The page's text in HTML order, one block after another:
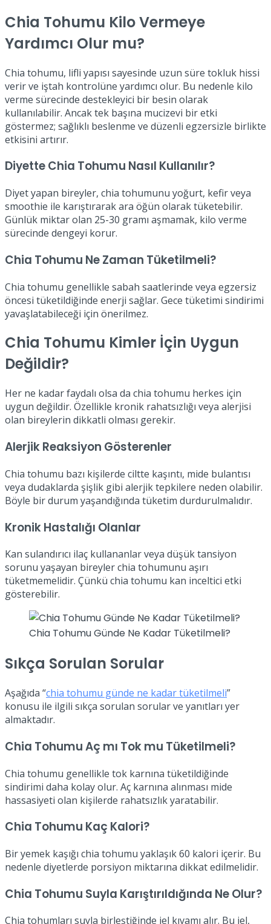
Chia Tohumu Kilo Vermeye
Yardımcı Olur mu?
Chia tohumu, lifli yapısı sayesinde uzun süre tokluk hissi
verir ve iştah kontrolüne yardımcı olur. Bu nedenle kilo
verme sürecinde destekleyici bir besin olarak
kullanılabilir. Ancak tek başına mucizevi bir etki
göstermez; sağlıklı beslenme ve düzenli egzersizle birlikte
etkisini artırır.
Diyette Chia Tohumu Nasıl Kullanılır?
Diyet yapan bireyler, chia tohumunu yoğurt, kefir veya
smoothie ile karıştırarak ara öğün olarak tüketebilir.
Günlük miktar olan 25-30 gramı aşmamak, kilo verme
sürecinde dengeyi korur.
Chia Tohumu Ne Zaman Tüketilmeli?
Chia tohumu genellikle sabah saatlerinde veya egzersiz
öncesi tüketildiğinde enerji sağlar. Gece tüketimi sindirimi
yavaşlatabileceği için önerilmez.
Chia Tohumu Kimler İçin Uygun
Değildir?
Her ne kadar faydalı olsa da chia tohumu herkes için
uygun değildir. Özellikle kronik rahatsızlığı veya alerjisi
olan bireylerin dikkatli olması gerekir.
Alerjik Reaksiyon Gösterenler
Chia tohumu bazı kişilerde ciltte kaşıntı, mide bulantısı
veya dudaklarda şişlik gibi alerjik tepkilere neden olabilir.
Böyle bir durum yaşandığında tüketim durdurulmalıdır.
Kronik Hastalığı Olanlar
Kan sulandırıcı ilaç kullananlar veya düşük tansiyon
sorunu yaşayan bireyler chia tohumunu aşırı
tüketmemelidir. Çünkü chia tohumu kan inceltici etki
gösterebilir.
Chia Tohumu Günde Ne Kadar Tüketilmeli?
Sıkça Sorulan Sorular
Aşağıda “chia tohumu günde ne kadar tüketilmeli”
konusu ile ilgili sıkça sorulan sorular ve yanıtları yer
almaktadır.
Chia Tohumu Aç mı Tok mu Tüketilmeli?
Chia tohumu genellikle tok karnına tüketildiğinde
sindirimi daha kolay olur. Aç karnına alınması mide
hassasiyeti olan kişilerde rahatsızlık yaratabilir.
Chia Tohumu Kaç Kalori?
Bir yemek kaşığı chia tohumu yaklaşık 60 kalori içerir. Bu
nedenle diyetlerde porsiyon miktarına dikkat edilmelidir.
Chia Tohumu Suyla Karıştırıldığında Ne Olur?
Chia tohumları suyla birleştiğinde jel kıvamı alır. Bu jel,